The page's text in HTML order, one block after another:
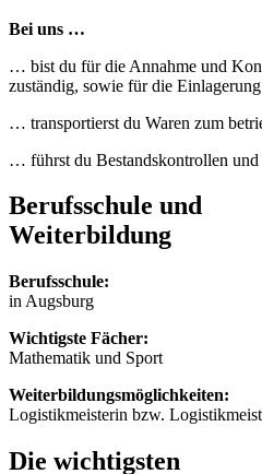
Bei uns …
… bist du für die Annahme und
zuständig, sowie für die
… transportierst du Waren zum
… führst du Bestandskontrollen und
Berufsschule und
Weiterbildung
Berufsschule:
in Augsburg
Wichtigste Fächer:
Mathematik und Sport
Weiterbildungsmöglichkeiten:
Logistikmeisterin bzw.
Die wichtigsten